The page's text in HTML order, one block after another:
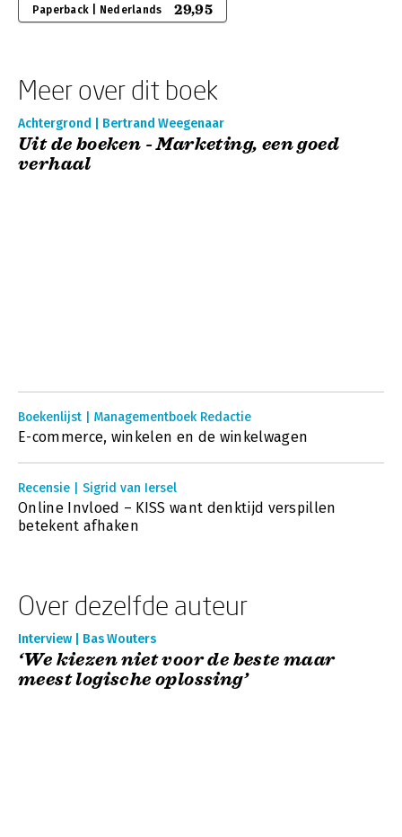
Paperback | Nederlands 29,95
Meer over dit boek
Achtergrond | Bertrand Weegenaar
Uit de boeken - Marketing, een goed
verhaal
Boekenlijst | Managementboek Redactie
E-commerce, winkelen en de winkelwagen
Recensie | Sigrid van Iersel
Online Invloed – KISS want denktijd verspillen
betekent afhaken
Over dezelfde auteur
Interview | Bas Wouters
‘We kiezen niet voor de beste maar
meest logische oplossing’